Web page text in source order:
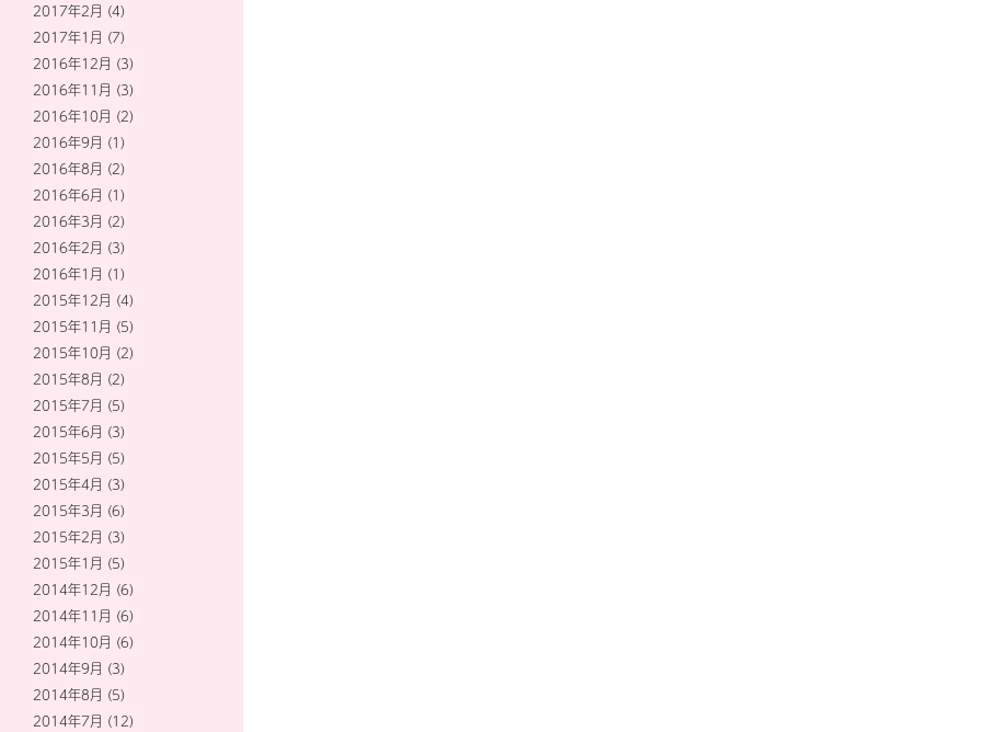
2017年2月 (4)
2017年1月 (7)
2016年12月 (3)
2016年11月 (3)
2016年10月 (2)
2016年9月 (1)
2016年8月 (2)
2016年6月 (1)
2016年3月 (2)
2016年2月 (3)
2016年1月 (1)
2015年12月 (4)
2015年11月 (5)
2015年10月 (2)
2015年8月 (2)
2015年7月 (5)
2015年6月 (3)
2015年5月 (5)
2015年4月 (3)
2015年3月 (6)
2015年2月 (3)
2015年1月 (5)
2014年12月 (6)
2014年11月 (6)
2014年10月 (6)
2014年9月 (3)
2014年8月 (5)
2014年7月 (12)